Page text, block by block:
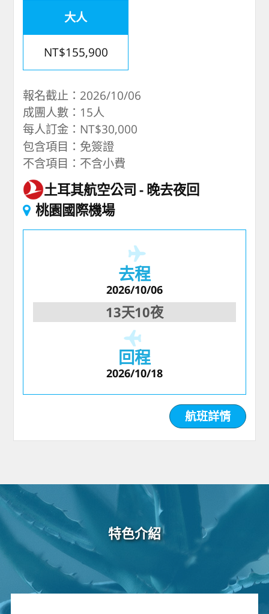
大人
NT$155,900
報名截止：2026/10/06
成團人數：15人
每人訂金：NT$30,000
包含項目：免簽證
不含項目：不含小費
土耳其航空公司
晚去夜回
桃園國際機場
去程
2026/10/06
13天10夜
回程
2026/10/18
航班詳情
特色介紹